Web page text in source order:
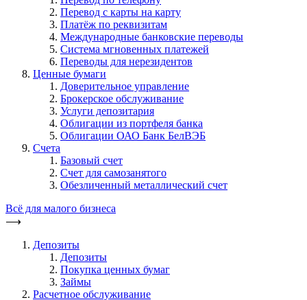
Перевод с карты на карту
Платёж по реквизитам
Международные банковские переводы
Система мгновенных платежей
Переводы для нерезидентов
Ценные бумаги
Доверительное управление
Брокерское обслуживание
Услуги депозитария
Облигации из портфеля банка
Облигации ОАО Банк БелВЭБ
Счета
Базовый счет
Счет для самозанятого
Обезличенный металлический счет
Всё для малого бизнеса
⟶
Депозиты
Депозиты
Покупка ценных бумаг
Займы
Расчетное обслуживание